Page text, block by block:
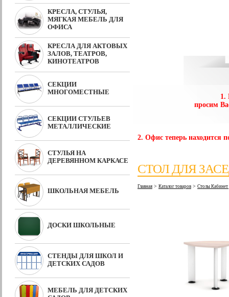
КРЕСЛА, СТУЛЬЯ,
МЯГКАЯ МЕБЕЛЬ ДЛЯ
ОФИСА
КРЕСЛА ДЛЯ АКТОВЫХ
ЗАЛОВ, ТЕАТРОВ,
КИНОТЕАТРОВ
СЕКЦИИ
МНОГОМЕСТНЫЕ
СЕКЦИИ СТУЛЬЕВ
МЕТАЛЛИЧЕСКИЕ
СТУЛЬЯ НА
ДЕРЕВЯННОМ КАРКАСЕ
ШКОЛЬНАЯ МЕБЕЛЬ
ДОСКИ ШКОЛЬНЫЕ
СТЕНДЫ ДЛЯ ШКОЛ И
ДЕТСКИХ САДОВ
МЕБЕЛЬ ДЛЯ ДЕТСКИХ
1.
просим
2. Офис теперь находится
СТОЛ ДЛЯ
Главная > Каталог товаров > Столы Кабинет